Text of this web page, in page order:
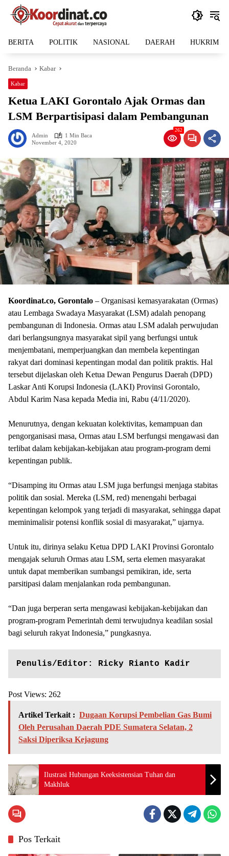
Langsung
BERITA POLITIK NASIONAL DAERAH HUKRIM
Beranda Kabar
Kabar
Ketua LAKI Gorontalo Ajak Ormas dan
LSM Berpartisipasi dalam Pembangunan
Admin
1 Min Baca
November 4, 2020
262
Koordinat.co, Gorontalo – Organisasi kemasyarakatan (Ormas)
atau Lembaga Swadaya Masyarakat (LSM) adalah penopang
pembangunan di Indonesia. Ormas atau LSM adalah perwujudan
dari berlangsungnya masyarakat sipil yang berfungsi untuk
menjembatani, memperjuangkan dan membela kepentingan
rakyat dari dominasi kepentingan modal dan politik praktis. Hal
tersebut dijelaskan oleh Ketua Dewan Pengurus Daerah (DPD)
Laskar Anti Korupsi Indonesia (LAKI) Provinsi Gorontalo,
Abdul Karim Nasa kepada Media ini, Rabu (4/11/2020).
Menurutnya, dengan kekuatan kolektivitas, kemampuan dan
pengorganisasi masa, Ormas atau LSM berfungsi mengawasi dan
terlibat dalam kebijakan-kebijakan atau program-program demi
kepentingan publik.
“Disamping itu Ormas atau LSM juga berfungsi menjaga stabitas
politik dan sosial. Mereka (LSM, red) menengahi berbagai
kepentingan kelompok yang terjadi di masyarakat, sehingga dapat
meminimalisir potensi konflik sosial di masyarakat,” ujarnya.
Untuk itu, dirinya selaku Ketua DPD LAKI Provinsi Gorontalo
mengajak seluruh Ormas atau LSM, serta elemen masyarakat
untuk dapat memberikan sumbangsi pemikiran, ide, serta
parsitipasi dalam menjalankan roda pembangunan.
“Dan juga berperan serta mengawasi kebijakan-kebijakan dan
program-program Pemerintah demi terwujudnya keadilan sosial
bagi seluruh rakyat Indonesia,” pungkasnya.
Penulis/Editor: Ricky Rianto Kadir
Post Views: 262
Artikel Terkait : Dugaan Korupsi Pembelian Gas Bumi
Oleh Perusahan Daerah PDE Sumatera Selatan, 2
Saksi Diperiksa Kejagung
Ilustrasi Hubungan Keeksistensian Tuhan dan
Makhluk
Pos Terkait